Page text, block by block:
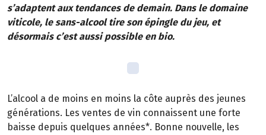
s’adaptent aux tendances de demain. Dans le domaine
viticole, le sans-alcool tire son épingle du jeu, et
désormais c’est aussi possible en bio.
L’alcool a de moins en moins la côte auprès des jeunes
générations. Les ventes de vin connaissent une forte
baisse depuis quelques années*. Bonne nouvelle, les